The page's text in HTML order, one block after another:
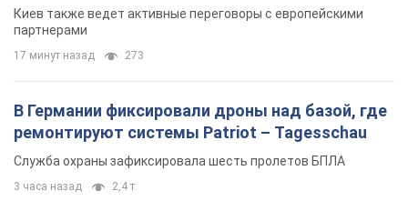
Киев также ведет активные переговоры с европейскими
партнерами
17 минут назад 273
В Германии фиксировали дроны над базой, где
ремонтируют системы Patriot – Tagesschau
Служба охраны зафиксировала шесть пролетов БПЛА
3 часа назад 2,4 т.